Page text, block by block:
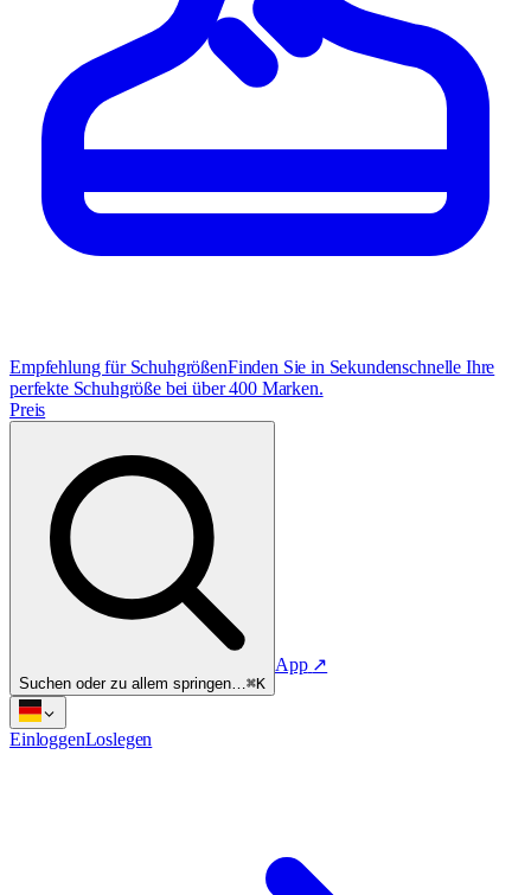
Empfehlung für SchuhgrößenFinden Sie in Sekundenschnelle Ihre
perfekte Schuhgröße bei über 400 Marken.
Preis
Suchen oder zu allem springen…⌘K
App ↗
EinloggenLoslegen